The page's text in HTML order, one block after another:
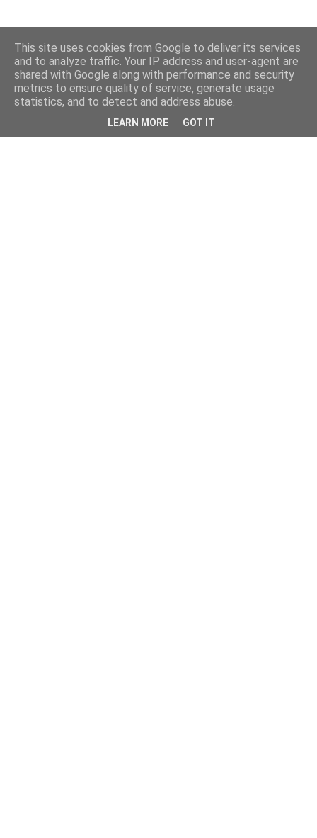
This site uses cookies from Google to deliver its services
and to analyze traffic. Your IP address and user-agent are
shared with Google along with performance and security
metrics to ensure quality of service, generate usage
statistics, and to detect and address abuse.
LEARN MORE GOT IT